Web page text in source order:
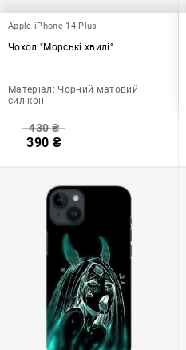
Apple iPhone 14 Plus
Чохол "Морські хвилі"
Матеріал: Чорний матовий
силікон
430₴
390 ₴